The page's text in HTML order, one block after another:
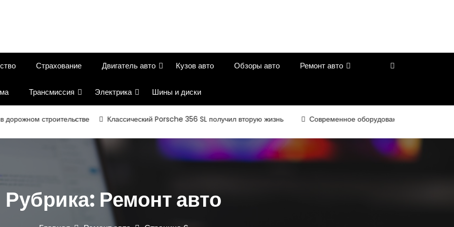
Страхование Двигатель авто Кузов авто Обзоры авто Ремонт авто
Трансмиссия Электрика Шины и диски
строительстве Классический Porsche 356 SL получил вторую жизнь Современное оборудование для контроля
Рубрика: Ремонт авто